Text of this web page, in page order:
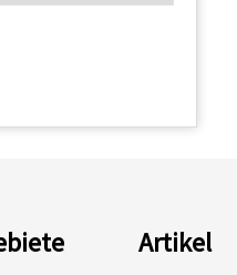
Artikel